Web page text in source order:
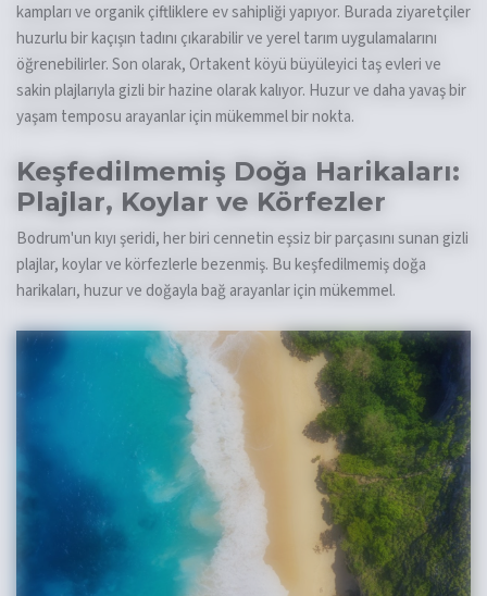
kampları ve organik çiftliklere ev sahipliği yapıyor. Burada ziyaretçiler
huzurlu bir kaçışın tadını çıkarabilir ve yerel tarım uygulamalarını
öğrenebilirler. Son olarak, Ortakent köyü büyüleyici taş evleri ve
sakin plajlarıyla gizli bir hazine olarak kalıyor. Huzur ve daha yavaş bir
yaşam temposu arayanlar için mükemmel bir nokta.
Keşfedilmemiş Doğa Harikaları:
Plajlar, Koylar ve Körfezler
Bodrum'un kıyı şeridi, her biri cennetin eşsiz bir parçasını sunan gizli
plajlar, koylar ve körfezlerle bezenmiş. Bu keşfedilmemiş doğa
harikaları, huzur ve doğayla bağ arayanlar için mükemmel.